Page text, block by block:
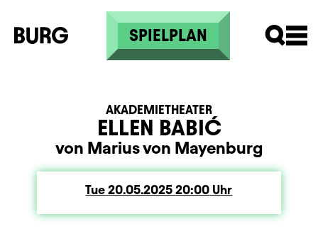
Skip to main content
SPIELPLAN
ELLEN BABIĆ
AKADEMIETHEATER
von Marius von Mayenburg
Tue Tuesday
20.05.202520:00 Uhr